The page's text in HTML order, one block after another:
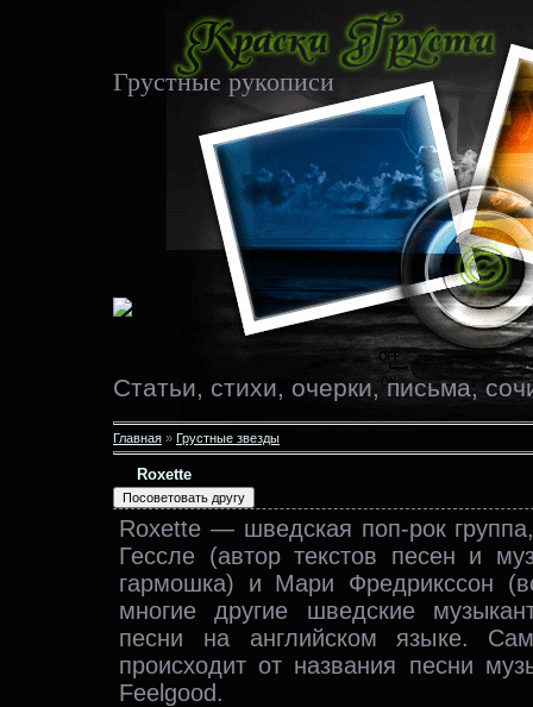
Грустные рукописи
Статьи, стихи, очерки, письма,
Главная » Грустные звезды
Roxette
Roxette — шведская поп-рок
Гессле (автор текстов песен и
гармошка) и Мари Фредрикссон
многие другие шведские
песни на английском языке.
происходит от названия песни
Feelgood.